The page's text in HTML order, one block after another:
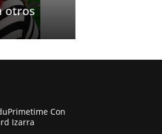
otros
Con
Izarra